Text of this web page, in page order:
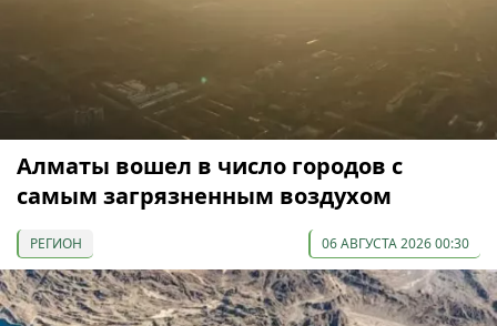
Алматы вошел в число городов с
самым загрязненным воздухом
РЕГИОН 06 АВГУСТА 2026 00:30